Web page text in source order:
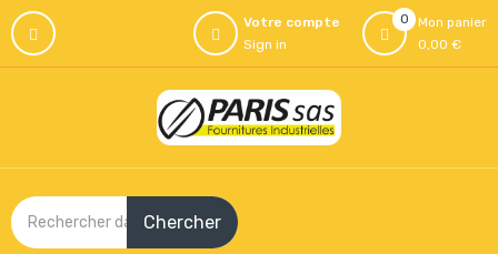
0
Mon panier
0,00 €
Votre compte
Sign in
Chercher